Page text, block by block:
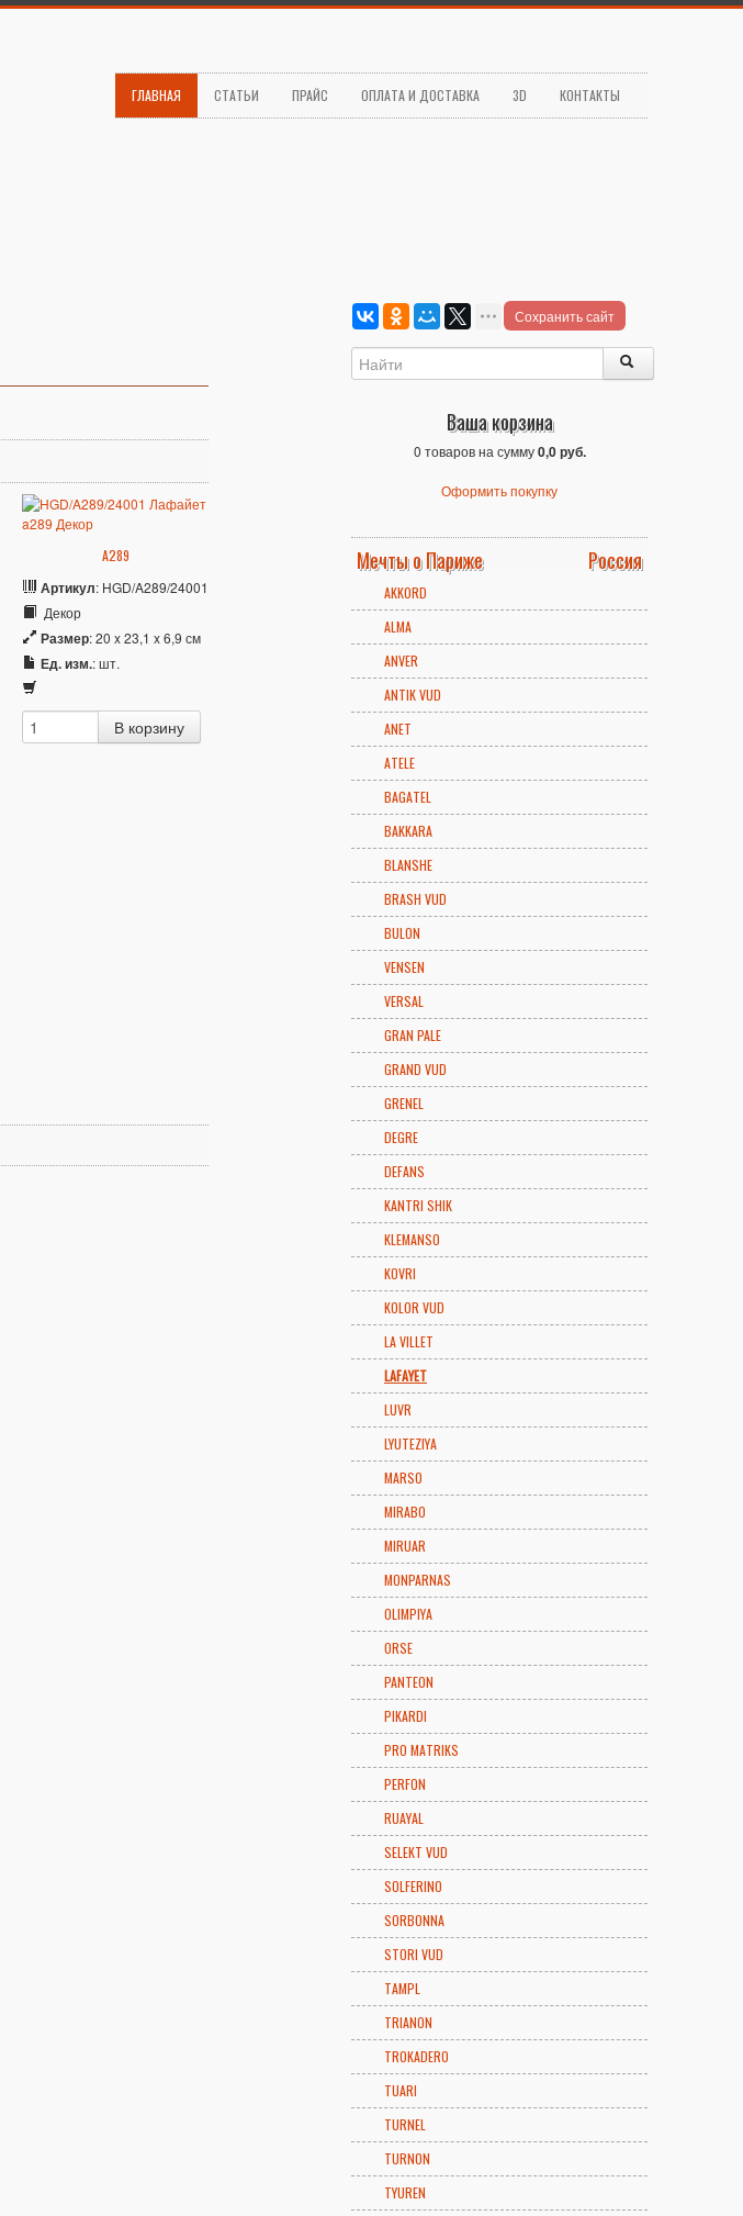
ГЛАВНАЯ СТАТЬИ ПРАЙС ОПЛАТА И ДОСТАВКА 3D КОНТАКТЫ
A289
Артикул: HGD/A289/24001
Декор
Размер: 20 x 23,1 x 6,9 см
Ед. изм.: шт.
Сохранить сайт
Ваша корзина
0 товаров на сумму0,0 руб.
Оформить покупку
Мечты о Париже Россия
AKKORD
ALMA
ANVER
ANTIK VUD
ANET
ATELE
BAGATEL
BAKKARA
BLANSHE
BRASH VUD
BULON
VENSEN
VERSAL
GRAN PALE
GRAND VUD
GRENEL
DEGRE
DEFANS
KANTRI SHIK
KLEMANSO
KOVRI
KOLOR VUD
LA VILLET
LAFAYET
LUVR
LYUTEZIYA
MARSO
MIRABO
MIRUAR
MONPARNAS
OLIMPIYA
ORSE
PANTEON
PIKARDI
PRO MATRIKS
PERFON
RUAYAL
SELEKT VUD
SOLFERINO
SORBONNA
STORI VUD
TAMPL
TRIANON
TROKADERO
TUARI
TURNEL
TURNON
TYUREN